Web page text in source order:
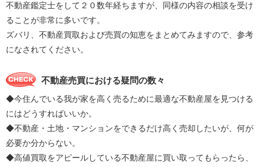
不動産鑑定士をして２０数年経ちますが、同様の内容の相談を受け
ることが非常に多いです。
ズバリ、不動産買取および売買の知恵をまとめてみますので、参考
になされてください。
不動産売買における疑問の数々
◆今住んでいる我が家を高く売るために最適な不動産屋を見つける
にはどうすればいいか。
◆不動産・土地・マンションをできるだけ高く売却したいが、何が
必要か分からない。
◆高値買取をアピールしている不動産屋に買い取ってもらったら、